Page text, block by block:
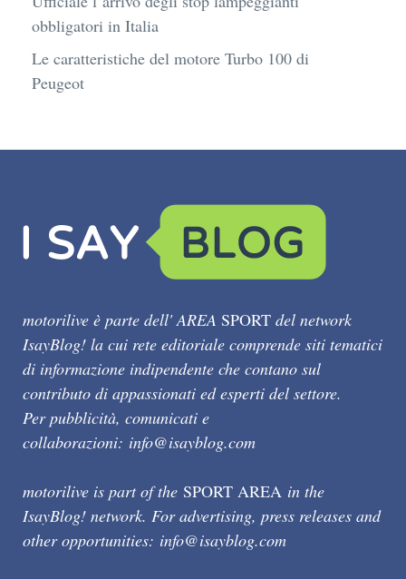
obbligatori in Italia
Le caratteristiche del motore Turbo 100 di
Peugeot
motorilive è parte dell' AREA SPORT del network
IsayBlog! la cui rete editoriale comprende siti tematici
di informazione indipendente che contano sul
contributo di appassionati ed esperti del settore.
Per pubblicità, comunicati e
collaborazioni: info@isayblog.com
motorilive is part of the SPORT AREA in the
IsayBlog! network. For advertising, press releases and
other opportunities: info@isayblog.com